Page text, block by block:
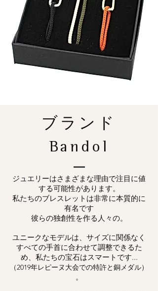
ブランド
Bandol
ジュエリーはさまざまな理由で注目に値
する可能性があります。
私たちのブレスレットは非常に本質的に
有名です
彼らの独創性を作る人々の。
ユニークなモデルは、サイズに関係なく
すべての手首に合わせて調整できるた
め、私たちの宝石はスマートです...
（2019年レピーヌ大会での特許と銅メダル）
。